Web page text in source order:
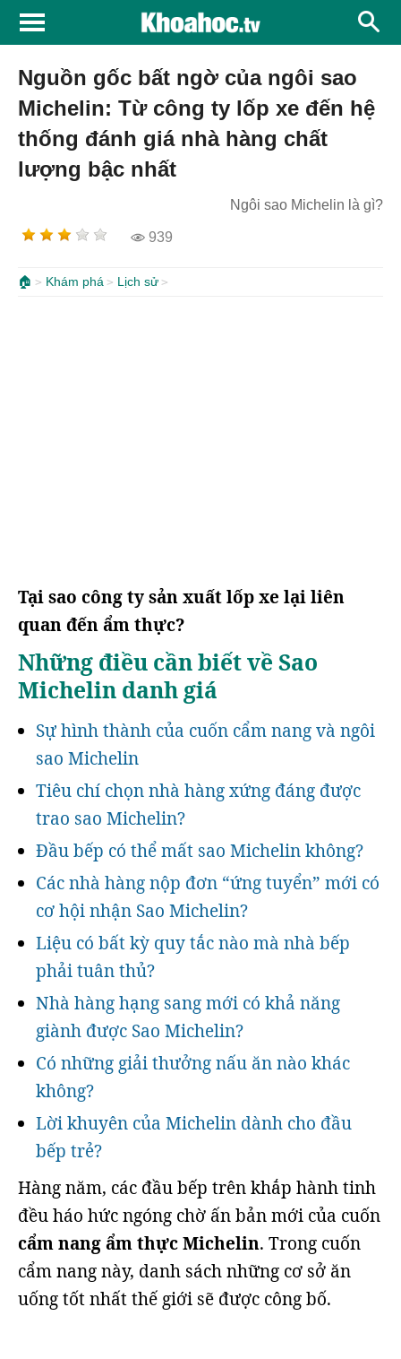
Nguồn gốc bất ngờ của ngôi sao
Michelin: Từ công ty lốp xe đến hệ
thống đánh giá nhà hàng chất
lượng bậc nhất
Ngôi sao Michelin là gì?
939
🏠 Khám phá Lịch sử
Tại sao công ty sản xuất lốp xe lại liên
quan đến ẩm thực?
Những điều cần biết về Sao
Michelin danh giá
Sự hình thành của cuốn cẩm nang và ngôi
sao Michelin
Tiêu chí chọn nhà hàng xứng đáng được
trao sao Michelin?
Đầu bếp có thể mất sao Michelin không?
Các nhà hàng nộp đơn “ứng tuyển” mới có
cơ hội nhận Sao Michelin?
Liệu có bất kỳ quy tắc nào mà nhà bếp
phải tuân thủ?
Nhà hàng hạng sang mới có khả năng
giành được Sao Michelin?
Có những giải thưởng nấu ăn nào khác
không?
Lời khuyên của Michelin dành cho đầu
bếp trẻ?
Hàng năm, các đầu bếp trên khắp hành tinh
đều háo hức ngóng chờ ấn bản mới của cuốn
cẩm nang ẩm thực Michelin. Trong cuốn
cẩm nang này, danh sách những cơ sở ăn
uống tốt nhất thế giới sẽ được công bố.